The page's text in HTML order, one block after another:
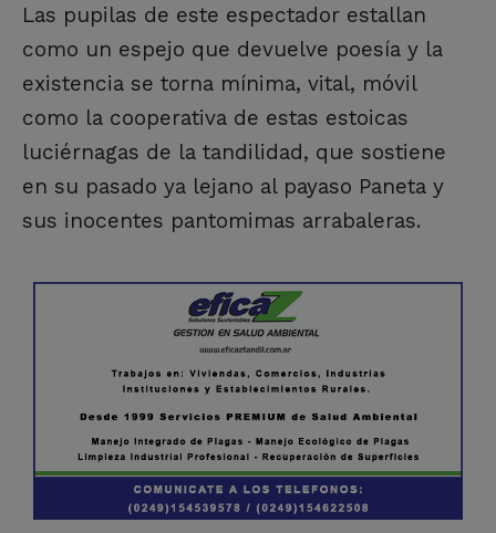
Las pupilas de este espectador estallan
como un espejo que devuelve poesía y la
existencia se torna mínima, vital, móvil
como la cooperativa de estas estoicas
luciérnagas de la tandilidad, que sostiene
en su pasado ya lejano al payaso Paneta y
sus inocentes pantomimas arrabaleras.